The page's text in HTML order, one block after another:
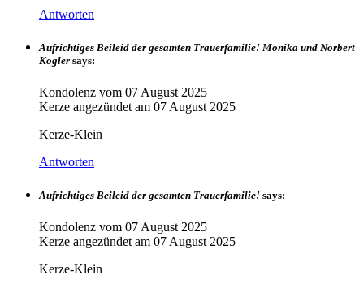
Antworten
Aufrichtiges Beileid der gesamten Trauerfamilie! Monika und Norbert
Kogler says:
Kondolenz vom 07 August 2025
Kerze angezündet am 07 August 2025
Kerze-Klein
Antworten
Aufrichtiges Beileid der gesamten Trauerfamilie! says:
Kondolenz vom 07 August 2025
Kerze angezündet am 07 August 2025
Kerze-Klein